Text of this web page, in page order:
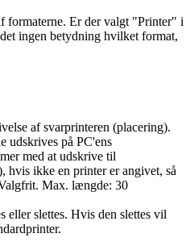
formaterne. Er der valgt "Printer" i
ingen betydning hvilket format,
af svarprinteren (placering).
udskrives på PC'ens
med at udskrive til
ikke en printer er angivet, så
Max. længde: 30
slettes. Hvis den slettes vil